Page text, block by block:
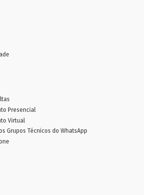
Presencial
Virtual
Grupos Técnicos do WhatsApp